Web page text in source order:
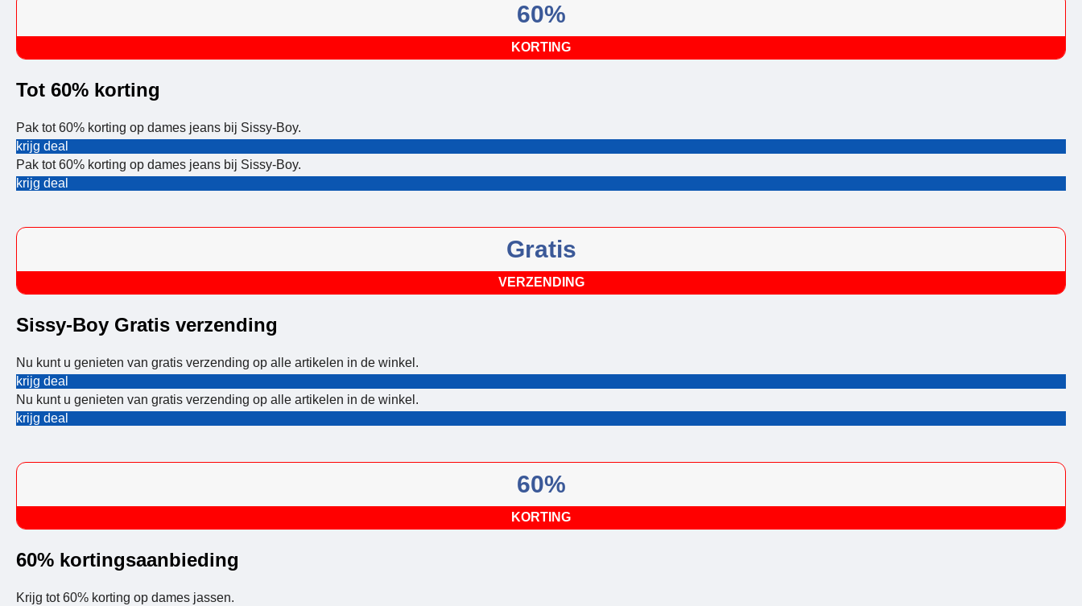
60%
KORTING
Tot 60% korting
Pak tot 60% korting op dames jeans bij Sissy-Boy.
krijg deal
Pak tot 60% korting op dames jeans bij Sissy-Boy.
krijg deal
Gratis
VERZENDING
Sissy-Boy Gratis verzending
Nu kunt u genieten van gratis verzending op alle artikelen in de winkel.
krijg deal
Nu kunt u genieten van gratis verzending op alle artikelen in de winkel.
krijg deal
60%
KORTING
60% kortingsaanbieding
Krijg tot 60% korting op dames jassen.